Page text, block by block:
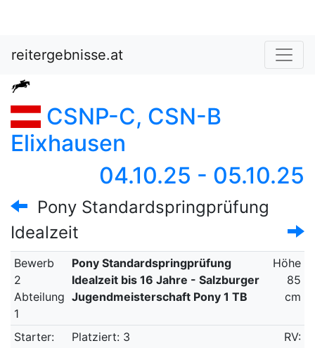
reitergebnisse.at
CSNP-C, CSN-B
Elixhausen
04.10.25 - 05.10.25
Pony Standardspringprüfung
Idealzeit
Bewerb
2
Abteilung
1
Pony Standardspringprüfung
Idealzeit bis 16 Jahre - Salzburger
Jugendmeisterschaft Pony 1 TB
Höhe
85
cm
Starter:
Platziert: 3
RV: